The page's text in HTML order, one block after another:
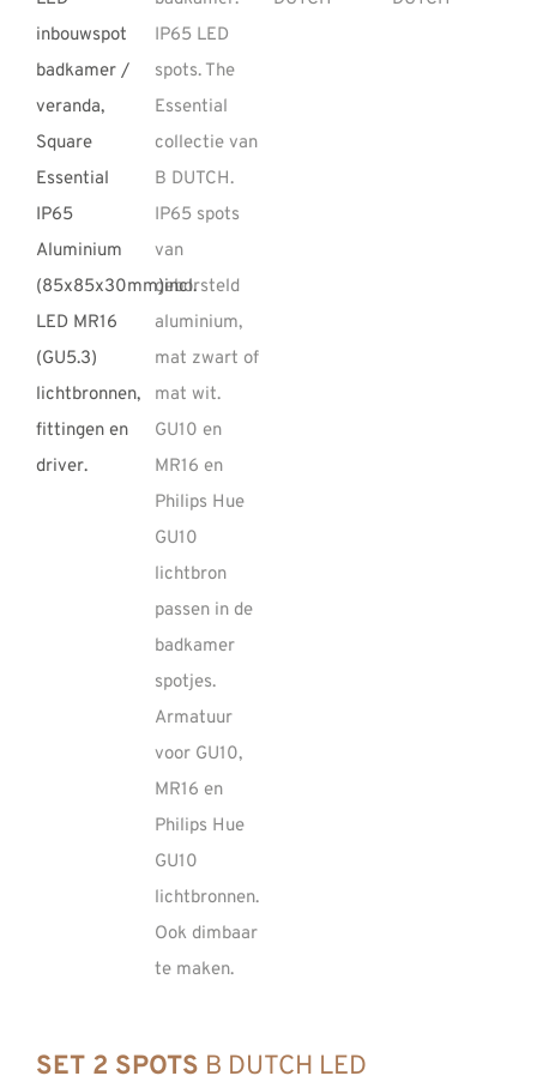
SET 2 SPOTS B DUTCH LED